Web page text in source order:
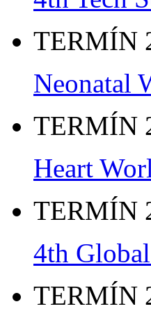
TERMÍN
Neonatal
TERMÍN
Heart
TERMÍN
4th
TERMÍN